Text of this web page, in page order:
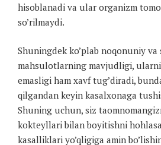
hisoblanadi va ular organizm
so’rilmaydi.
Shuningdek ko’plab noqonuniy va
mahsulotlarning mavjudligi,
emasligi ham xavf tug’diradi,
qilgandan keyin kasalxonaga
Shuning uchun, siz
kokteyllari bilan boyitishni
kasalliklari yo’qligiga amin